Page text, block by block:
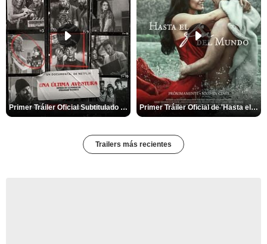
Primer Tráiler Oficial Subtitulado de 'Una última aventura: Detrás de cámaras de Stranger Things 5' Primer Tráiler Oficial de 'Hasta el fin del mundo'
Trailers más recientes